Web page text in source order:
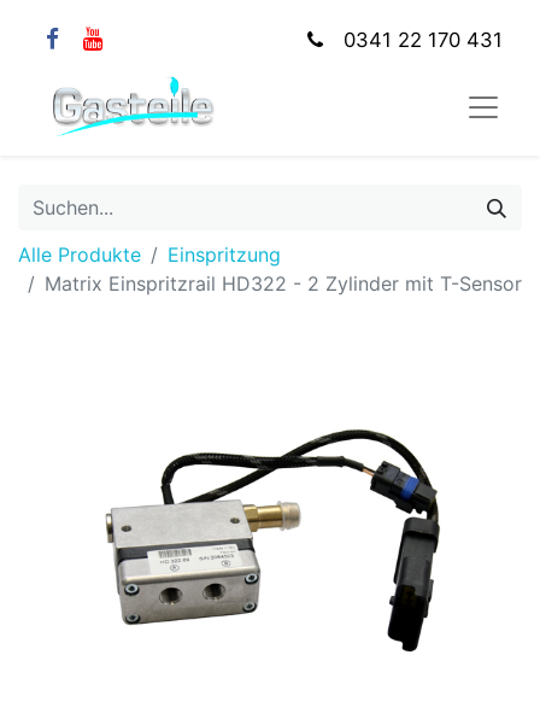
0341 22 170 431
Alle Produkte
Einspritzung
Matrix Einspritzrail HD322 - 2 Zylinder mit T-Sensor